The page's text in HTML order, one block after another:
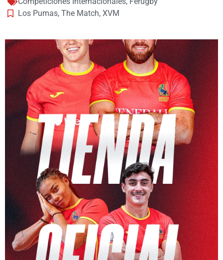
Los Pumas, The Match, XVM